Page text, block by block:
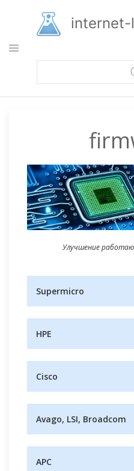
основному
содержанию
internet-
Улучшение
Supermicro
HPE
Cisco
Avago, LSI, Broadcom
APC